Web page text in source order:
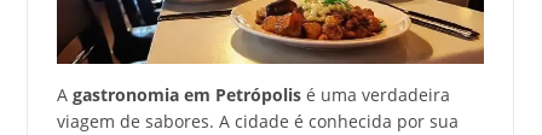
A gastronomia em Petrópolisé uma verdadeira
viagem de sabores. A cidade é conhecida por sua